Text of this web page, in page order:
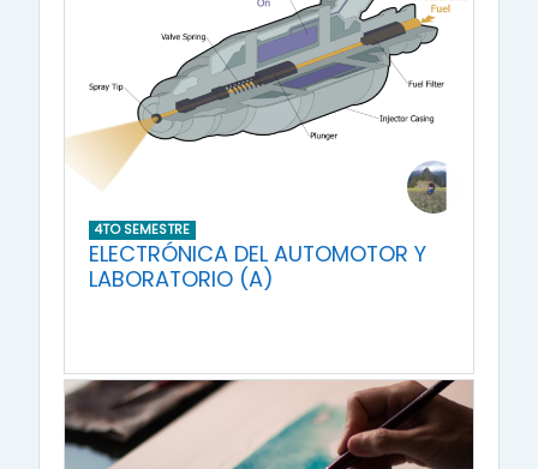
4TO SEMESTRE
ELECTRÓNICA DEL AUTOMOTOR Y
LABORATORIO (A)